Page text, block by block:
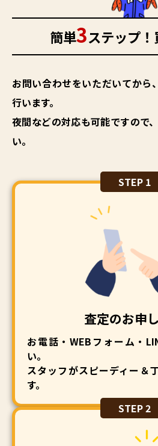
簡単3ステップ
お問い合わせをいただいてから
行います。
夜間などの対応も可能ですので
い。
STEP 1
査定のお申
お電話・WEBフォーム・
い。
スタッフがスピーディー＆
す。
STEP 2